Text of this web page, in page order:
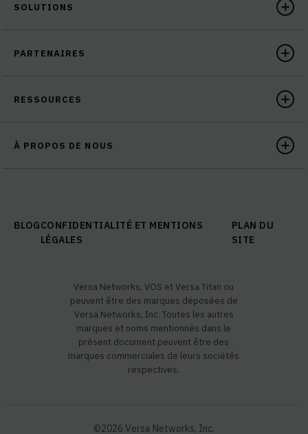
SOLUTIONS
PARTENAIRES
RESSOURCES
À PROPOS DE NOUS
BLOGCONFIDENTIALITÉ ET MENTIONS
LÉGALES
PLAN DU
SITE
Versa Networks, VOS et Versa Titan ou
peuvent être des marques déposées de
Versa Networks, Inc. Toutes les autres
marques et noms mentionnés dans le
présent document peuvent être des
marques commerciales de leurs sociétés
respectives.
©2026 Versa Networks, Inc.